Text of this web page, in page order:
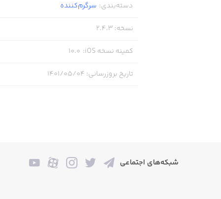
دسته‌بندی: سرگرم‌کننده
نسخه:
2.4.3
کمینه نسخه iOS :
10.0
تاریخ بروزرسانی: ۱۴۰۱/۰۵/۰۴
شبکه‌های اجتماعی